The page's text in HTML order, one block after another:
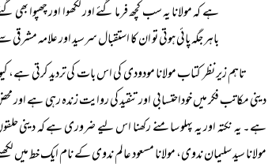
ہے کہ مولانا یہ سب کچھ فرما گئے اور لکھوا اور چھپوا
باہر جگہ پائی ہوتی تو ان کا استقبال سرسید اور علامہ مشرقی
تاہم زیر نظر کتاب مولانا مودودی کی اس بات کی تردید کرتی
دینی مکاتب فکر میں خوداحتسابی اور تنقید کی روایت زندہ رہی ہے اور
ہے۔ یہ نکتہ اور یہ پہلو سامنے رکھنا اس لیے ضروری ہے کہ دینی
مولانا سید سلیمان ندوی، مولانا مسعود عالم ندوی کے نام ایک خط میں